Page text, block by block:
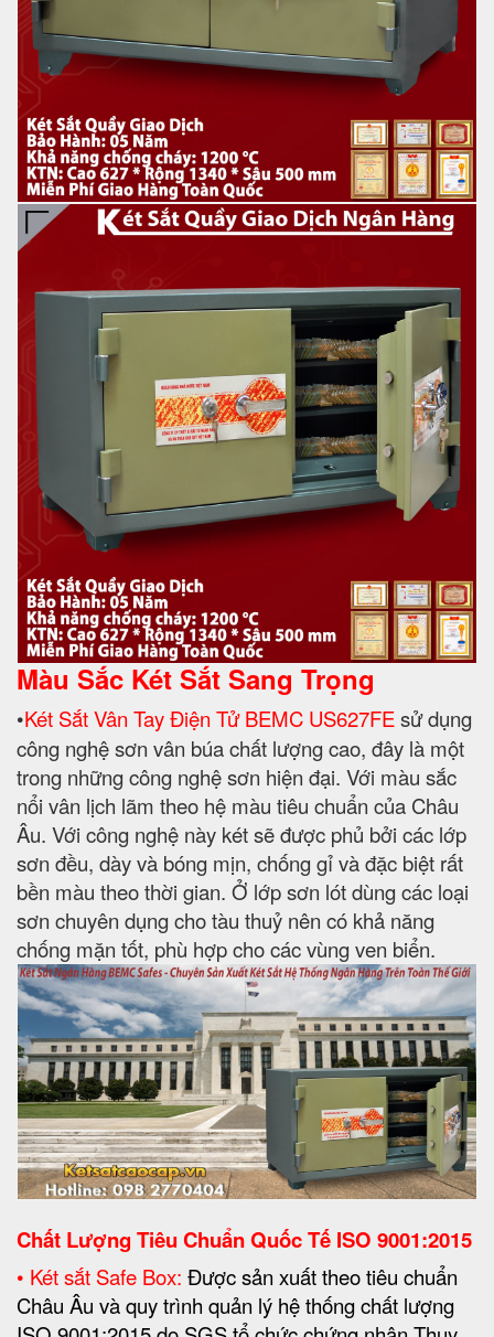
Màu Sắc Két Sắt Sang Trọng
•Két Sắt Vân Tay Điện Tử BEMC US627FEsử dụng
công nghệ sơn vân búa chất lượng cao, đây là một
trong những công nghệ sơn hiện đại. Với màu sắc
nổi vân lịch lãm theo hệ màu tiêu chuẩn của Châu
Âu. Với công nghệ này két sẽ được phủ bởi các lớp
sơn đều, dày và bóng mịn, chống gỉ và đặc biệt rất
bền màu theo thời gian. Ở lớp sơn lót dùng các loại
sơn chuyên dụng cho tàu thuỷ nên có khả năng
chống mặn tốt, phù hợp cho các vùng ven biển.
Chất Lượng Tiêu Chuẩn Quốc Tế ISO 9001:2015
• Két sắt Safe Box: Được sản xuất theo tiêu chuẩn
Châu Âu và quy trình quản lý hệ thống chất lượng